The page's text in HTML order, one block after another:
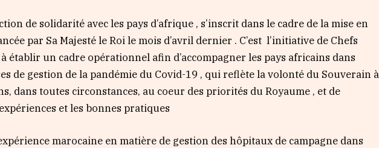
de solidarité avec les pays d’afrique , s’inscrit dans le cadre de la mise en
par Sa Majesté le Roi le mois d’avril dernier . C’est l’initiative de Chefs
établir un cadre opérationnel afin d’accompagner les pays africains dans
de gestion de la pandémie du Covid-19 , qui reflète la volonté du Souverain à
dans toutes circonstances, au coeur des priorités du Royaume , et de
et les bonnes pratiques
marocaine en matière de gestion des hôpitaux de campagne dans